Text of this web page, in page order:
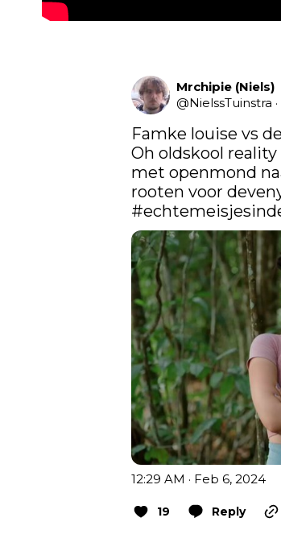
Mrchipie (Niels)
@NielssTuinstra ·
Famke louise vs
Oh oldskool
met openmond
rooten voor
12:29 AM · Feb 6, 2024
19 Reply